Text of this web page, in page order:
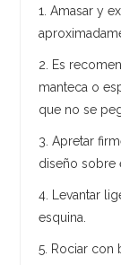
1. Amasar y
2. Es
manteca o
que no se
3. Apretar
diseño sobre
4. Levantar
esquina.
5. Rociar con